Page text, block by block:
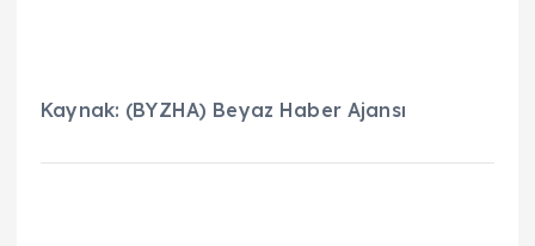
Kaynak: (BYZHA) Beyaz Haber Ajansı